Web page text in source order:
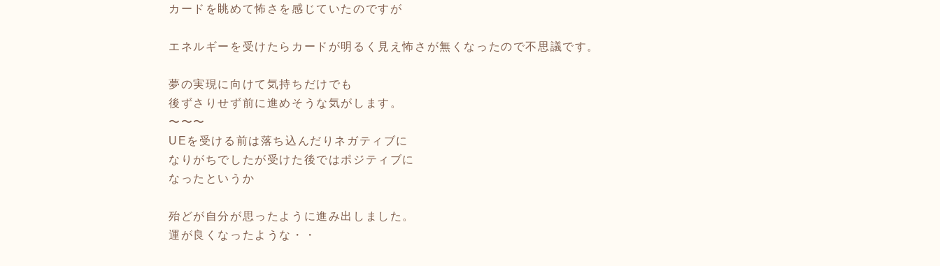
カードを眺めて怖さを感じていたのですが
エネルギーを受けたらカードが明るく見え怖さが無くなったので不思議です。
夢の実現に向けて気持ちだけでも
後ずさりせず前に進めそうな気がします。
〜〜〜
UEを受ける前は落ち込んだりネガティブに
なりがちでしたが受けた後ではポジティブに
なったというか
殆どが自分が思ったように進み出しました。
運が良くなったような・・